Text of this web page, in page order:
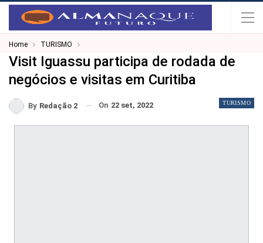
Home TURISMO
Visit Iguassu participa de rodada de
negócios e visitas em Curitiba
TURISMO
By Redação 2 On 22 set, 2022